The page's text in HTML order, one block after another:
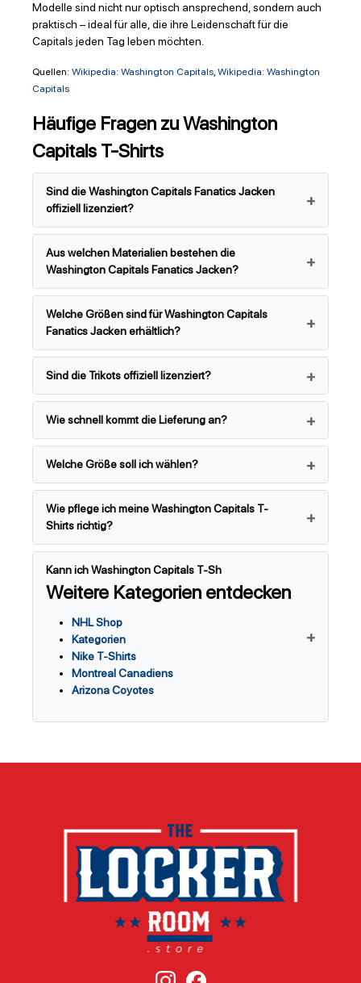
Modelle sind nicht nur optisch ansprechend, sondern auch
praktisch – ideal für alle, die ihre Leidenschaft für die
Capitals jeden Tag leben möchten.
Quellen: Wikipedia: Washington Capitals, Wikipedia: Washington
Capitals
Häufige Fragen zu Washington
Capitals T-Shirts
Sind die Washington Capitals Fanatics Jacken
offiziell lizenziert?
Aus welchen Materialien bestehen die
Washington Capitals Fanatics Jacken?
Welche Größen sind für Washington Capitals
Fanatics Jacken erhältlich?
Sind die Trikots offiziell lizenziert?
Wie schnell kommt die Lieferung an?
Welche Größe soll ich wählen?
Wie pflege ich meine Washington Capitals T-
Shirts richtig?
Kann ich Washington Capitals T-Sh
Weitere Kategorien entdecken
NHL Shop
Kategorien
Nike T-Shirts
Montreal Canadiens
Arizona Coyotes